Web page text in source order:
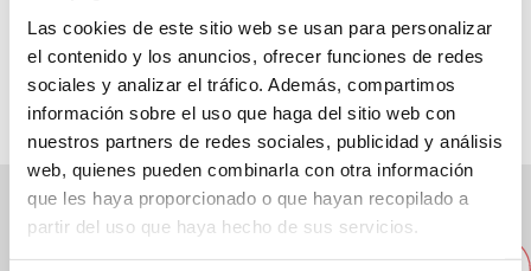
Las cookies de este sitio web se usan para personalizar
el contenido y los anuncios, ofrecer funciones de redes
sociales y analizar el tráfico. Además, compartimos
información sobre el uso que haga del sitio web con
nuestros partners de redes sociales, publicidad y análisis
web, quienes pueden combinarla con otra información
que les haya proporcionado o que hayan recopilado a
partir del uso que haya hecho de sus servicios.
bassetesimarjals@hotmail.com
Altres empreses properes